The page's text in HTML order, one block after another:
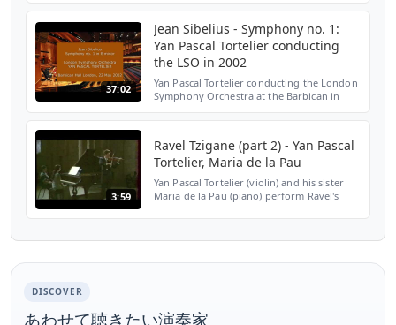
37:02
Jean Sibelius - Symphony no. 1:
Yan Pascal Tortelier conducting
the LSO in 2002
Yan Pascal Tortelier conducting the London
Symphony Orchestra at the Barbican in
3:59
Ravel Tzigane (part 2) - Yan Pascal
Tortelier, Maria de la Pau
Yan Pascal Tortelier (violin) and his sister
Maria de la Pau (piano) perform Ravel's
DISCOVER
あわせて聴きたい演奏家